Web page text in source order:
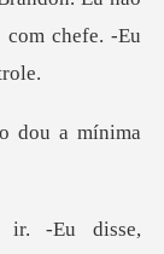
chefe
dou a mínima